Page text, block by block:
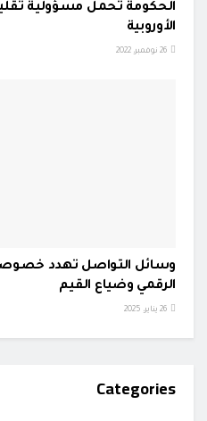
الحكومة تحمل مسؤولية
الأوروبية
وسائل التواصل تهدد خصوصية
الرقمي وضياع القيم
Categories